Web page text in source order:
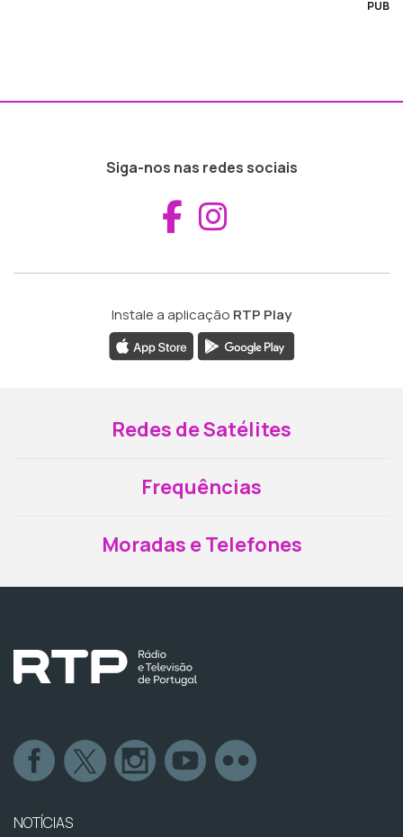
PUB
Siga-nos nas redes sociais
Aceder ao
Instale a aplicação RTP Play
Redes de Satélites
Frequências
Moradas e Telefones
NOTÍCIAS